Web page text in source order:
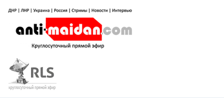
содержимому
Антимайдан: Гражданская война
на Украине
гражданской войне на Украине, включая события в Новороссии, ДНР,
ЛНР и других регионах.